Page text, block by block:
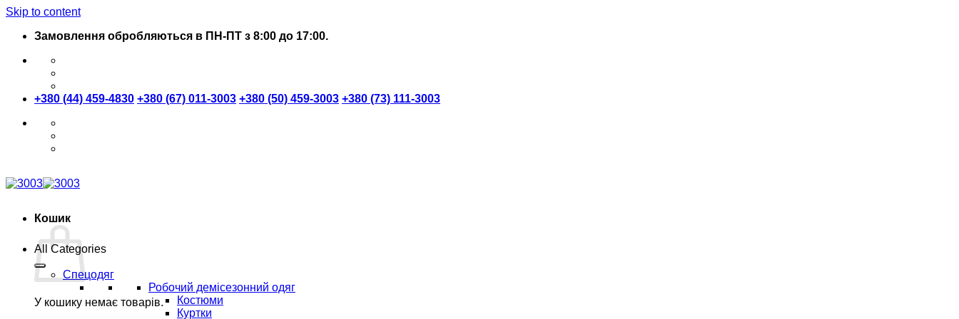
Skip to content
Замовлення обробляються в ПН-ПТ з 8:00 до 17:00.
+380 (44) 459-4830 +380 (67) 011-3003 +380 (50) 459-3003 +380 (73) 111-3003
Кошик
У кошику немає товарів.
All Categories
Спецодяг
Робочий демісезонний одяг
Костюми
Куртки